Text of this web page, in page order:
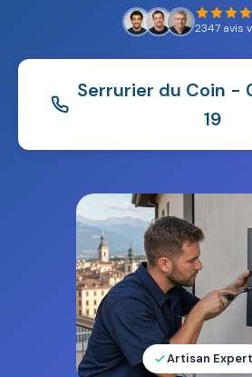
2347 avis
Serrurier du Coin -
19
Artisan Expert